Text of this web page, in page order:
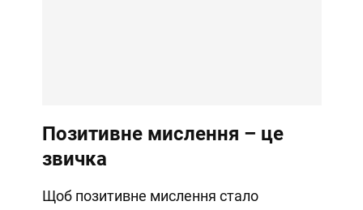
Позитивне мислення – це
звичка
Щоб позитивне мислення стало